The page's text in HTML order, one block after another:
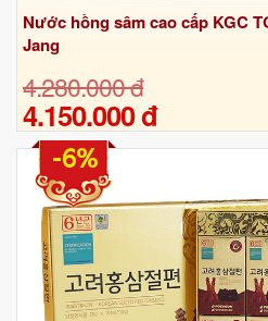
Nước hồng sâm cao cấp KGC
Jang
4.280.000 đ
4.150.000 đ
-6%